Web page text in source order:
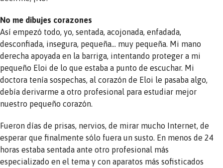
No me dibujes corazones
Así empezó todo, yo, sentada, acojonada, enfadada,
desconfiada, insegura, pequeña… muy pequeña. Mi mano
derecha apoyada en la barriga, intentando proteger a mi
pequeño Eloi de lo que estaba a punto de escuchar. Mi
doctora tenía sospechas, al corazón de Eloi le pasaba algo,
debía derivarme a otro profesional para estudiar mejor
nuestro pequeño corazón.
Fueron días de prisas, nervios, de mirar mucho Internet, de
esperar que finalmente sólo fuera un susto. En menos de 24
horas estaba sentada ante otro profesional más
especializado en el tema y con aparatos más sofisticados